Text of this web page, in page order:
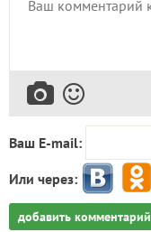
Ваш E-mail:
Или через:
добавить комментарий